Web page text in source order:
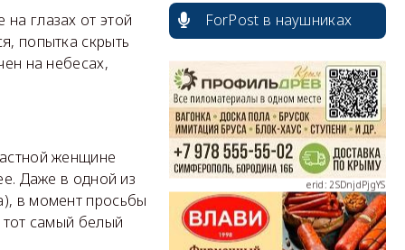
глазах от этой
попытка скрыть
на небесах,
женщине
Даже в одной из
в момент просьбы
самый белый
ForPost в наушниках
erid: 2SDnjdPjgYS